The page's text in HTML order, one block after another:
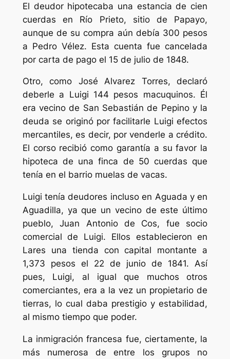
El deudor hipotecaba una estancia de cien
cuerdas en Río Prieto, sitio de Papayo,
aunque de su compra aún debía 300 pesos
a Pedro Vélez. Esta cuenta fue cancelada
por carta de pago el 15 de julio de 1848.
Otro, como José Alvarez Torres, declaró
deberle a Luigi 144 pesos macuquinos. Él
era vecino de San Sebastián de Pepino y la
deuda se originó por facilitarle Luigi efectos
mercantiles, es decir, por venderle a crédito.
El corso recibió como garantía a su favor la
hipoteca de una finca de 50 cuerdas que
tenía en el barrio muelas de vacas.
Luigi tenía deudores incluso en Aguada y en
Aguadilla, ya que un vecino de este último
pueblo, Juan Antonio de Cos, fue socio
comercial de Luigi. Ellos establecieron en
Lares una tienda con capital montante a
1,373 pesos el 22 de junio de 1841. Así
pues, Luigi, al igual que muchos otros
comerciantes, era a la vez un propietario de
tierras, lo cual daba prestigio y estabilidad,
al mismo tiempo que poder.
La inmigración francesa fue, ciertamente, la
más numerosa de entre los grupos no